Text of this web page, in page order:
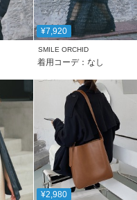
¥7,920
SMILE ORCHID
着用コーデ：なし
¥2,980